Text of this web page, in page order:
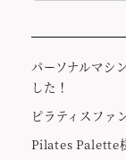
パーソナルマシ
した！
ピラティスファ
Pilates Palette